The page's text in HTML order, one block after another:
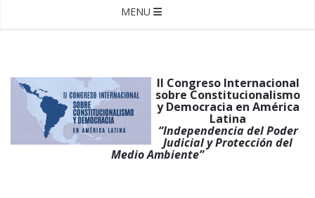
MENU
II Congreso Internacional
sobre Constitucionalismo
y Democracia en América
Latina
“Independencia del Poder
Judicial y Protección del
Medio Ambiente”